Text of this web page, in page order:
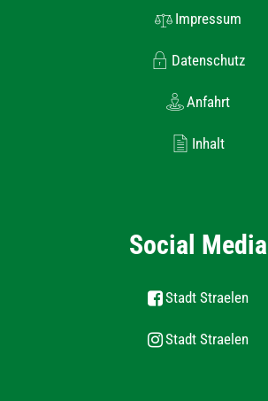
Impressum
Datenschutz
Anfahrt
Inhalt
Social Media
Stadt Straelen
Stadt Straelen